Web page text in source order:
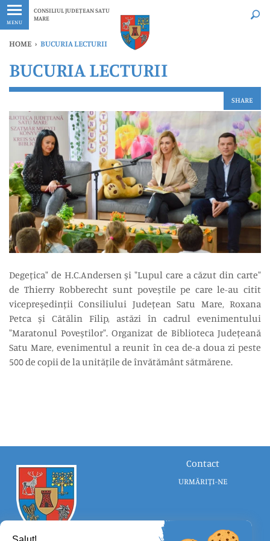
MENU
CONSILIUL JUDEȚEAN SATU
MARE
Ultimele
HOME › BUCURIA LECTURII
BUCURIA LECTURII
SHARE
Degețica″ de H.C.Andersen și ″Lupul care a căzut din carte″
de Thierry Robberecht sunt poveștile pe care le-au citit
vicepreședinții Consiliului Județean Satu Mare, Roxana
Petca și Cătălin Filip, astăzi în cadrul evenimentului
″Maratonul Poveștilor″. Organizat de Biblioteca Județeană
Satu Mare, evenimentul a reunit în cea de-a doua zi peste
500 de copii de la unitățile de învătământ sătmărene.
Contact
URMĂRIȚI-NE